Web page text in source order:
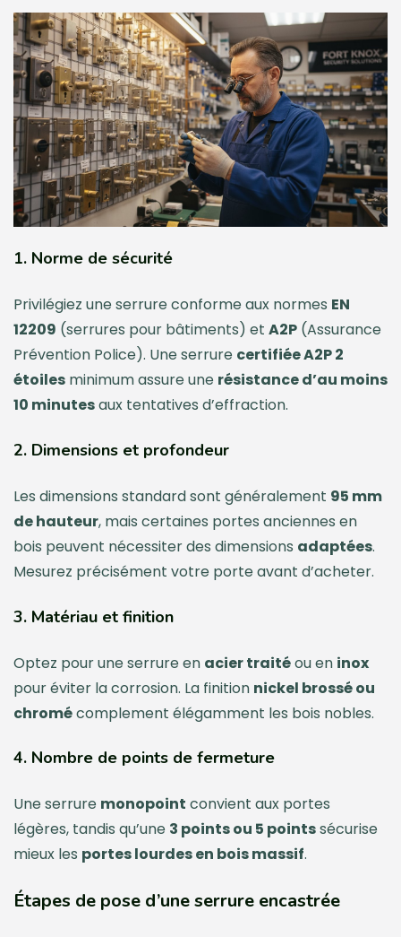
1. Norme de sécurité
Privilégiez une serrure conforme aux normes EN
12209 (serrures pour bâtiments) et A2P (Assurance
Prévention Police). Une serrure certifiée A2P 2
étoiles minimum assure une résistance d’au moins
10 minutesaux tentatives d’effraction.
2. Dimensions et profondeur
Les dimensions standard sont généralement 95 mm
de hauteur, mais certaines portes anciennes en
bois peuvent nécessiter des dimensions adaptées.
Mesurez précisément votre porte avant d’acheter.
3. Matériau et finition
Optez pour une serrure en acier traitéou en inox
pour éviter la corrosion. La finition nickel brossé ou
chromécomplement élégamment les bois nobles.
4. Nombre de points de fermeture
Une serrure monopoint convient aux portes
légères, tandis qu’une 3 points ou 5 pointssécurise
mieux les portes lourdes en bois massif.
Étapes de pose d’une serrure encastrée